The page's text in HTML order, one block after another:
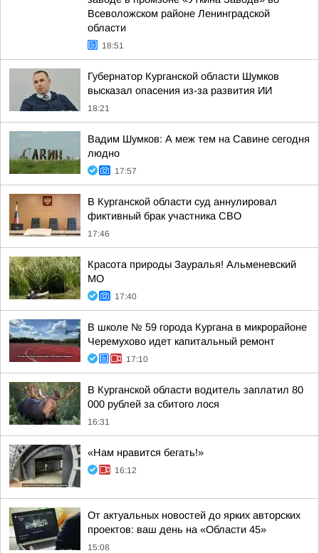
Всеволожском районе Ленинградской
области
18:51
Губернатор Курганской области Шумков
высказал опасения из-за развития ИИ
18:21
Вадим Шумков: А меж тем на Савине сегодня
людно
17:57
В Курганской области суд аннулировал
фиктивный брак участника СВО
17:46
Красота природы Зауралья! Альменевский
МО
17:40
В школе № 59 города Кургана в микрорайоне
Черемухово идет капитальный ремонт
17:10
В Курганской области водитель заплатил 80
000 рублей за сбитого лося
16:31
«Нам нравится бегать!»
16:12
От актуальных новостей до ярких авторских
проектов: ваш день на «Области 45»
15:08